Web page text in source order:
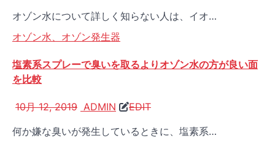
オゾン水について詳しく知らない人は、イオ…
オゾン水、オゾン発生器
塩素系スプレーで臭いを取るよりオゾン水の方が良い面
を比較
10月 12, 2019 ADMIN
EDIT
何か嫌な臭いが発生しているときに、塩素系…